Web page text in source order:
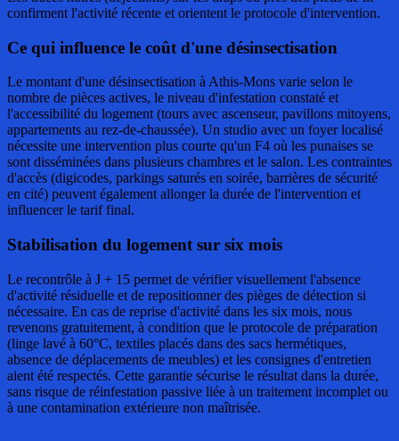
confirment l'activité récente et orientent le protocole d'intervention.
Ce qui influence le coût d'une désinsectisation
Le montant d'une désinsectisation à Athis-Mons varie selon le
nombre de pièces actives, le niveau d'infestation constaté et
l'accessibilité du logement (tours avec ascenseur, pavillons mitoyens,
appartements au rez-de-chaussée). Un studio avec un foyer localisé
nécessite une intervention plus courte qu'un F4 où les punaises se
sont disséminées dans plusieurs chambres et le salon. Les contraintes
d'accès (digicodes, parkings saturés en soirée, barrières de sécurité
en cité) peuvent également allonger la durée de l'intervention et
influencer le tarif final.
Stabilisation du logement sur six mois
Le recontrôle à J + 15 permet de vérifier visuellement l'absence
d'activité résiduelle et de repositionner des pièges de détection si
nécessaire. En cas de reprise d'activité dans les six mois, nous
revenons gratuitement, à condition que le protocole de préparation
(linge lavé à 60°C, textiles placés dans des sacs hermétiques,
absence de déplacements de meubles) et les consignes d'entretien
aient été respectés. Cette garantie sécurise le résultat dans la durée,
sans risque de réinfestation passive liée à un traitement incomplet ou
à une contamination extérieure non maîtrisée.